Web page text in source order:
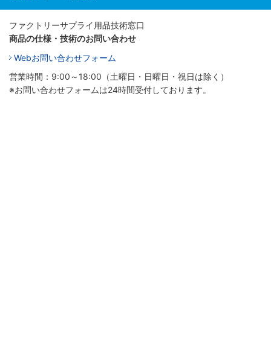
ファクトリーサプライ用品技術窓口
商品の仕様・技術のお問い合わせ
Webお問い合わせフォーム
営業時間：9:00～18:00（土曜日・日曜日・祝日は除く）
※お問い合わせフォームは24時間受付しております。